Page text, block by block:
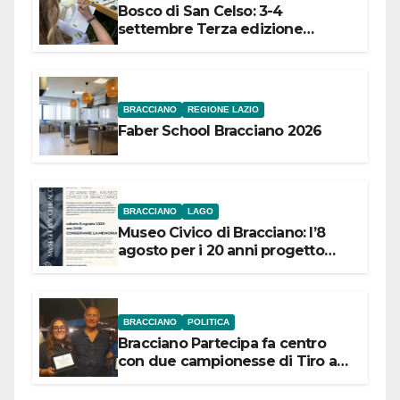
Bosco di San Celso: 3-4
settembre Terza edizione
BRACCIANO REGIONE LAZIO
Faber School Bracciano 2026
BRACCIANO LAGO
Museo Civico di Bracciano: l’8
agosto per i 20 anni progetto
BRACCIANO POLITICA
Bracciano Partecipa fa centro
con due campionesse di Tiro a